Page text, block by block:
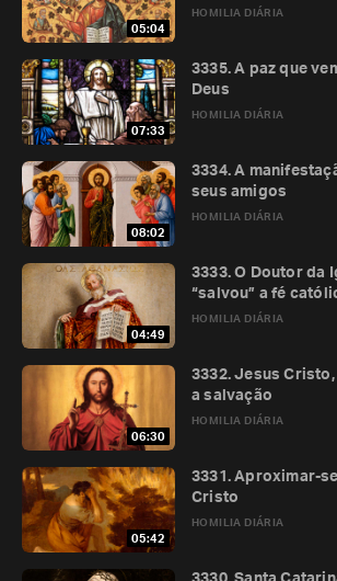
05:04
HOMILIA DIÁRIA
07:33
HOMILIA DIÁRIA
3335. A paz que
Deus
08:02
HOMILIA DIÁRIA
3334. A
seus amigos
04:49
HOMILIA DIÁRIA
3333. O Doutor da
“salvou” a fé
06:30
HOMILIA DIÁRIA
3332. Jesus
a salvação
05:42
HOMILIA DIÁRIA
3331. Aproximar-
Cristo